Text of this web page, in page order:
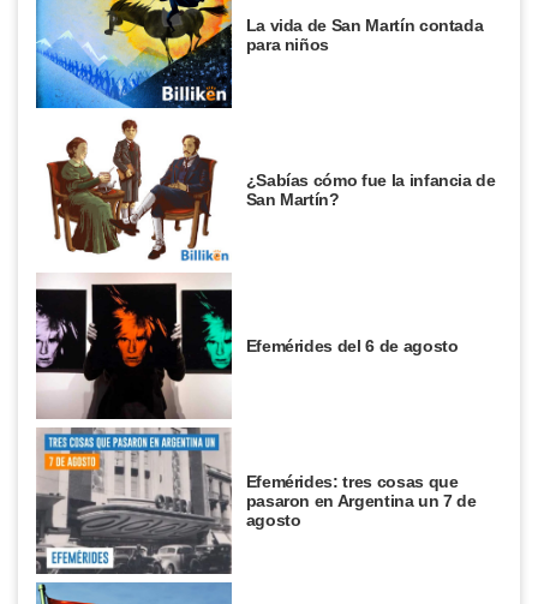
La vida de San Martín contada
para niños
¿Sabías cómo fue la infancia de
San Martín?
Efemérides del 6 de agosto
Efemérides: tres cosas que
pasaron en Argentina un 7 de
agosto